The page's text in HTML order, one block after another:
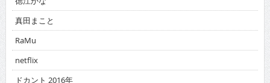
netflix
バックナンバー